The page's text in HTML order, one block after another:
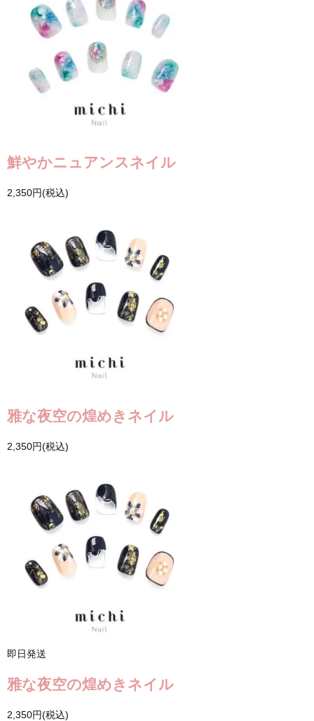
鮮やかニュアンスネイル
2,350円(税込)
雅な夜空の煌めきネイル
2,350円(税込)
即日発送
雅な夜空の煌めきネイル
2,350円(税込)